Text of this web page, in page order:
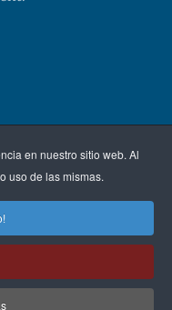
en nuestro sitio web. Al
uso de las mismas.
Managementpara